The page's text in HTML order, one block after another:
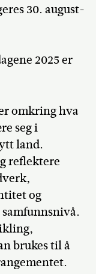
30. august-
2025 er
omkring hva
seg i
land.
reflektere
og
brukes til å